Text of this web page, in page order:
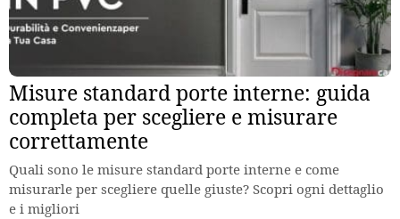
Misure standard porte interne: guida
completa per scegliere e misurare
correttamente
Quali sono le misure standard porte interne e come
misurarle per scegliere quelle giuste? Scopri ogni dettaglio
e i migliori